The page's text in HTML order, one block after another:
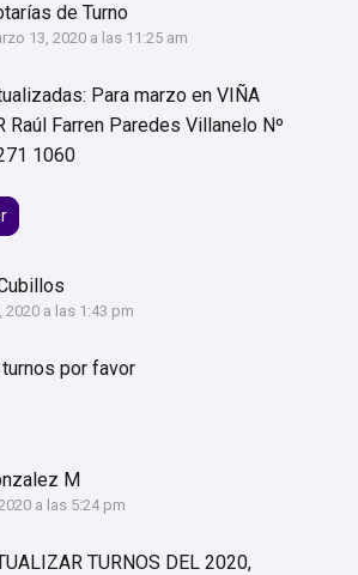
de Turno
13, 2020 a las 11:25 am
Para marzo en VIÑA
Raúl Farren Paredes Villanelo Nº
1060
2020 a las 1:43 pm
por favor
M
a las 5:24 pm
TURNOS DEL 2020,